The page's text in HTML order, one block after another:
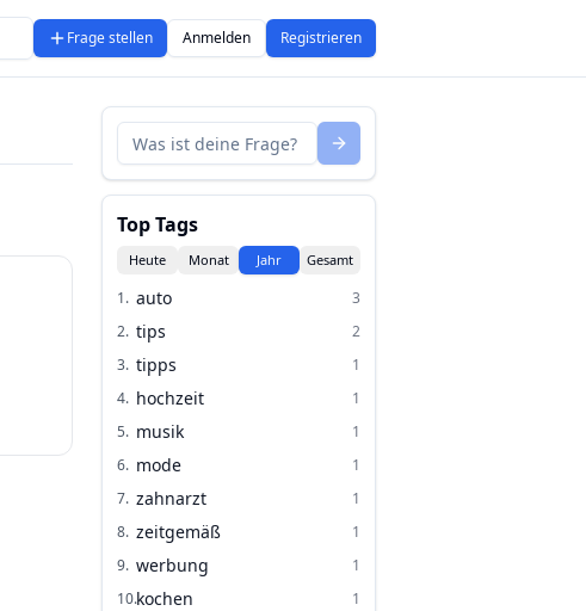
Frage stellen Anmelden Registrieren
Top Tags
Heute Monat Jahr Gesamt
1. auto
3
2. tips
2
3. tipps
1
4. hochzeit
1
5. musik
1
6. mode
1
7. zahnarzt
1
8. zeitgemäß
1
9. werbung
1
10.kochen
1